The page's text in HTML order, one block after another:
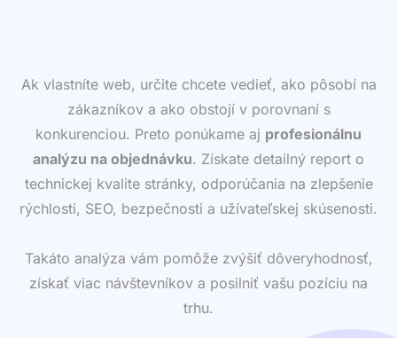
Ak vlastníte web, určite chcete vedieť, ako pôsobí na
zákazníkov a ako obstojí v porovnaní s
konkurenciou. Preto ponúkame aj profesionálnu
analýzu na objednávku. Získate detailný report o
technickej kvalite stránky, odporúčania na zlepšenie
rýchlosti, SEO, bezpečnosti a užívateľskej skúsenosti.
Takáto analýza vám pomôže zvýšiť dôveryhodnosť,
získať viac návštevníkov a posilniť vašu pozíciu na
trhu.